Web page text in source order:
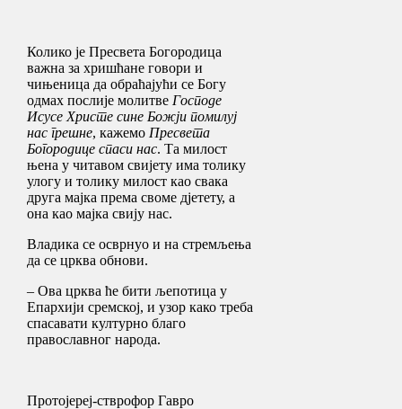
Колико је Пресвета Богородица
важна за хришћане говори и
чињеница да обраћајући се Богу
одмах послије молитве Господе
Исусе Христе сине Божји помилуј
нас грешне, кажемо Пресвета
Богородице спаси нас. Та милост
њена у читавом свијету има толику
улогу и толику милост као свака
друга мајка према своме дјетету, а
она као мајка свију нас.
Владика се осврнуо и на стремљења
да се црква обнови.
– Ова црква ће бити љепотица у
Епархији сремској, и узор како треба
спасавати културно благо
православног народа.
Протојереј-стврофор Гавро